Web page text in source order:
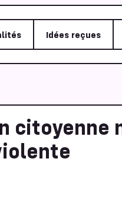
Idées reçues
citoyenne